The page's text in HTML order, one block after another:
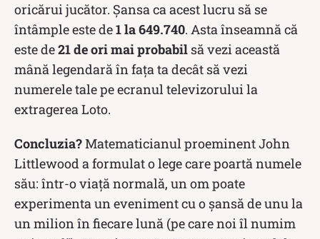
oricărui jucător. Șansa ca acest lucru să se
întâmple este de1 la 649.740. Asta înseamnă că
este de21 de ori mai probabil să vezi această
mână legendară în fața ta decât să vezi
numerele tale pe ecranul televizorului la
extragerea Loto.
Concluzia?Matematicianul proeminent John
Littlewood a formulat o lege care poartă numele
său: într-o viață normală, un om poate
experimenta un eveniment cu o șansă de unu la
un milion în fiecare lună (pe care noi îl numim